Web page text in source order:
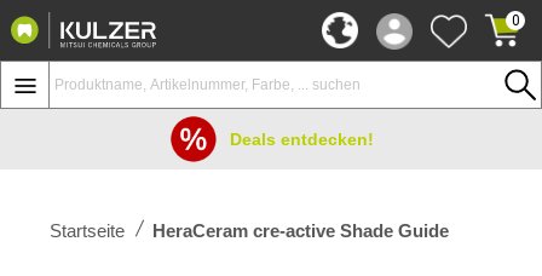
0
Deals entdecken!
Startseite HeraCeram cre-active Shade Guide